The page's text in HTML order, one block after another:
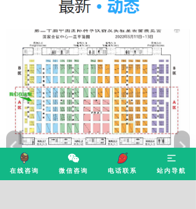
康源泰博与您相约北京
2023/04/12
在线咨询 微信咨询 电话联系 站内导航